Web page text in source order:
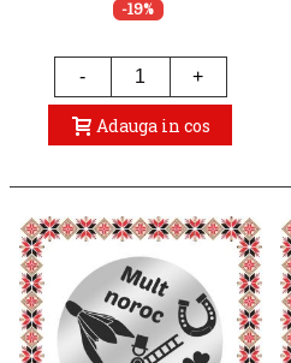
-19%
- +
Adauga in cos